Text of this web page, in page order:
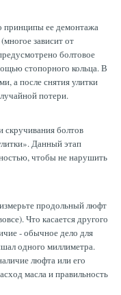
принципы ее демонтажа
зависит от
болтовое
стопорного кольца. В
а после снятия улитки
потери.
скручивания болтов
Данный этап
чтобы не нарушить
продольный люфт
Что касается другого
- обычное дело для
одного миллиметра.
люфта или его
масла и правильность